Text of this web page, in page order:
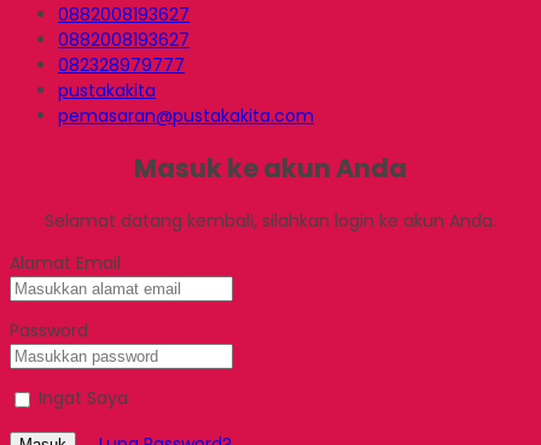
0882008193627
0882008193627
082328979777
pustakakita
pemasaran@pustakakita.com
Masuk ke akun Anda
Selamat datang kembali, silahkan login ke akun Anda.
Alamat Email
Password
Ingat Saya